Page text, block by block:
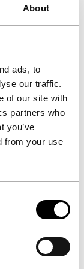
About
ads, to
our traffic.
of our site with
partners who
you’ve
from your use
|
vervulde